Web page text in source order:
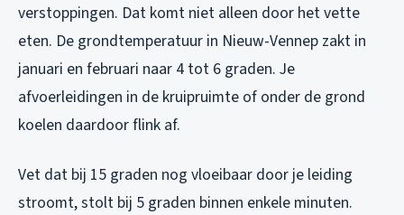
verstoppingen. Dat komt niet alleen door het vette
eten. De grondtemperatuur in Nieuw-Vennep zakt in
januari en februari naar 4 tot 6 graden. Je
afvoerleidingen in de kruipruimte of onder de grond
koelen daardoor flink af.
Vet dat bij 15 graden nog vloeibaar door je leiding
stroomt, stolt bij 5 graden binnen enkele minuten.